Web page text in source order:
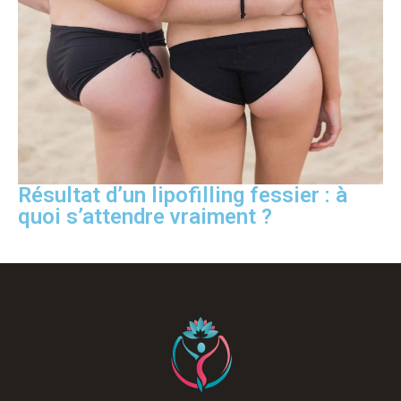
Résultat d’un lipofilling fessier : à
quoi s’attendre vraiment ?